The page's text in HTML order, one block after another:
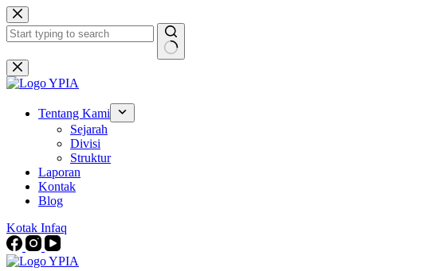
Skip
to
content
No
results
Tentang Kami
Sejarah
Divisi
Struktur
Laporan
Kontak
Blog
Kotak Infaq